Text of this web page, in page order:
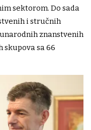
sektorom. Do sada
i stručnih
znanstvenih
skupova sa 66